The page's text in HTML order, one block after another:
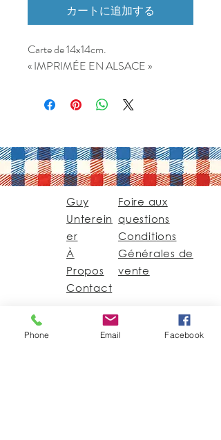
カートに追加する
Carte de 14x14cm.
« IMPRIMÉE EN ALSACE »
Guy
Unterein
er
À
Propos
Contact
Foire aux
questions
Conditions
Générales de
vente
Guy@GuyUntereiner.fr
Phone Email Facebook